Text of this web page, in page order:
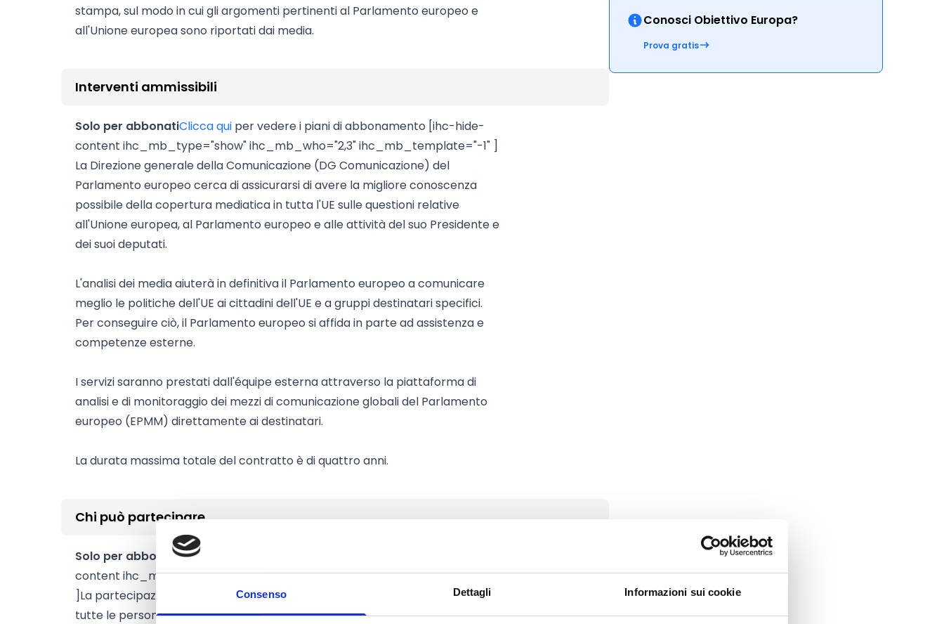
Consenso Dettagli Informazioni sui cookie
stampa, sul modo in cui gli argomenti pertinenti al Parlamento europeo e
all'Unione europea sono riportati dai media.
Interventi ammissibili
Solo per abbonatiClicca qui per vedere i piani di abbonamento [ihc-hide-
content ihc_mb_type="show" ihc_mb_who="2,3" ihc_mb_template="-1" ]
La Direzione generale della Comunicazione (DG Comunicazione) del
Parlamento europeo cerca di assicurarsi di avere la migliore conoscenza
possibile della copertura mediatica in tutta l'UE sulle questioni relative
all'Unione europea, al Parlamento europeo e alle attività del suo Presidente e
dei suoi deputati.
L'analisi dei media aiuterà in definitiva il Parlamento europeo a comunicare
meglio le politiche dell'UE ai cittadini dell'UE e a gruppi destinatari specifici.
Per conseguire ciò, il Parlamento europeo si affida in parte ad assistenza e
competenze esterne.
I servizi saranno prestati dall'équipe esterna attraverso la piattaforma di
analisi e di monitoraggio dei mezzi di comunicazione globali del Parlamento
europeo (EPMM) direttamente ai destinatari.
La durata massima totale del contratto è di quattro anni.
Chi può partecipare
Solo per abbonatiClicca qui
content ihc_mb_type="show" ihc_mb_who="2,3" ihc_mb_template="-1"
]La partecipazione a questa gara d'appalto è aperta a parità di condizioni a
tutte le persone fisiche o giuridiche e agli enti pubblici di uno Stato membro
Conosci Obiettivo Europa?
Prova gratis